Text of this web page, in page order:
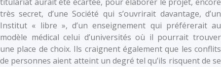
très secret, d’une Société qui s’ouvrirait davantage, d’un
Institut « libre », d’un enseignement qui préférerait au
modèle médical celui d’universités où il pourrait trouver
une place de choix. Ils craignent également que les conflits
de personnes aient atteint un degré tel qu’ils risquent de se